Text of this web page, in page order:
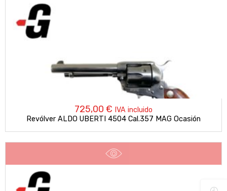
725,00 € IVA incluido
Revólver ALDO UBERTI 4504 Cal.357 MAG Ocasión